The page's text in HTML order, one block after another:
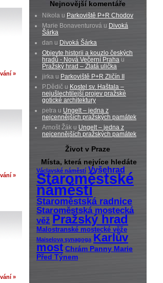
»
»
»
Nejnovější komentáře
Nikola u Parkoviště P+R Chodov
Marie Bonaventurová u Divoká
Šárka
dan u Divoká Šárka
Objevte historii a kouzlo českých
hradů - Nová Večerní Praha u
Pražský hrad – Zlatá ulička
jirka u Parkoviště P+R Zličín II
P.Dědič u Kostel sv. Haštala –
nejušlechtilejší projev pražské
gotické architektury
petra u Ungelt – jedna z
nejcennějších pražských památek
Arnošt Žák u Ungelt – jedna z
nejcennějších pražských památek
Život v Praze
Místa, která nejvíce hledáte
Václavské náměstí Vyšehrad
Staroměstské
náměstí
Staroměstská radnice
Staroměstská mostecká
věž Pražský hrad
Malostranské mostecké věže
Maiselova synagoga Karlův
most Chrám Panny Marie
Před Týnem